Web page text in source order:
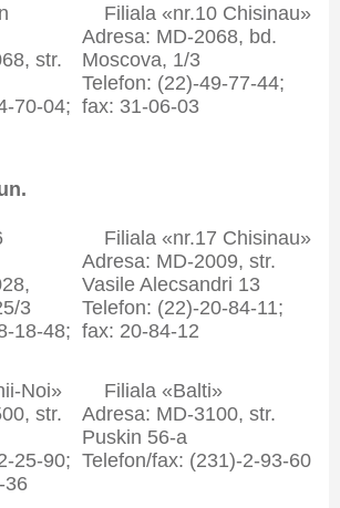
str.
70-04;
Filiala «nr.10 Chisinau»
Adresa: MD-2068, bd.
Moscova, 1/3
Telefon: (22)-49-77-44;
fax: 31-06-03
3
18-48;
Filiala «nr.17 Chisinau»
Adresa: MD-2009, str.
Vasile Alecsandri 13
Telefon: (22)-20-84-11;
fax: 20-84-12
Noi»
str.
25-90;
36
Filiala «Balti»
Adresa: MD-3100, str.
Puskin 56-a
Telefon/fax: (231)-2-93-60